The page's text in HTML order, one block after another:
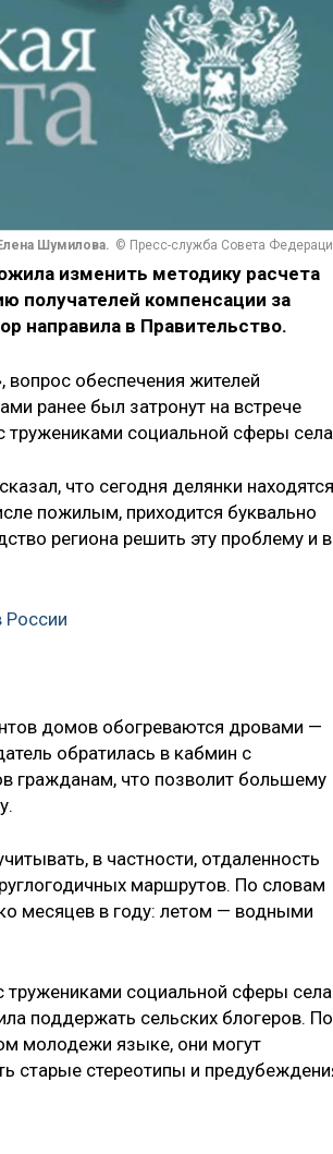
Шумилова. © Пресс-служба Совета
изменить методику расчета
получателей компенсации за
направила в Правительство.
вопрос обеспечения жителей
ранее был затронут на встрече
тружениками социальной сферы
что сегодня делянки находятся
пожилым, приходится буквально
региона решить эту проблему и в
России
домов обогреваются дровами —
обратилась в кабмин с
гражданам, что позволит большему
в частности, отдаленность
маршрутов. По словам
месяцев в году: летом — водными
тружениками социальной сферы села
поддержать сельских блогеров. По
молодежи языке, они могут
старые стереотипы и